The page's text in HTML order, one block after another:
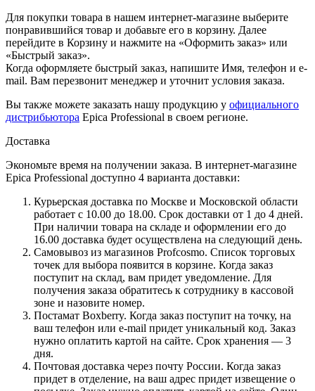
Для покупки товара в нашем интернет-магазине выберите
понравившийся товар и добавьте его в корзину. Далее
перейдите в Корзину и нажмите на «Оформить заказ» или
«Быстрый заказ».
Когда оформляете быстрый заказ, напишите Имя, телефон и e-
mail. Вам перезвонит менеджер и уточнит условия заказа.
Вы также можете заказать нашу продукцию у официального
дистрибьютора Epica Professional в своем регионе.
Доставка
Экономьте время на получении заказа. В интернет-магазине
Epica Professional доступно 4 варианта доставки:
Курьерская доставка по Москве и Московской области
работает с 10.00 до 18.00. Срок доставки от 1 до 4 дней.
При наличии товара на складе и оформлении его до
16.00 доставка будет осуществлена на следующий день.
Самовывоз из магазинов Profcosmo. Список торговых
точек для выбора появится в корзине. Когда заказ
поступит на склад, вам придет уведомление. Для
получения заказа обратитесь к сотруднику в кассовой
зоне и назовите номер.
Постамат Boxberry. Когда заказ поступит на точку, на
ваш телефон или e-mail придет уникальный код. Заказ
нужно оплатить картой на сайте. Срок хранения — 3
дня.
Почтовая доставка через почту России. Когда заказ
придет в отделение, на ваш адрес придет извещение о